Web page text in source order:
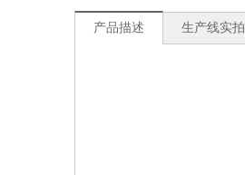
产品描述 生产线实拍